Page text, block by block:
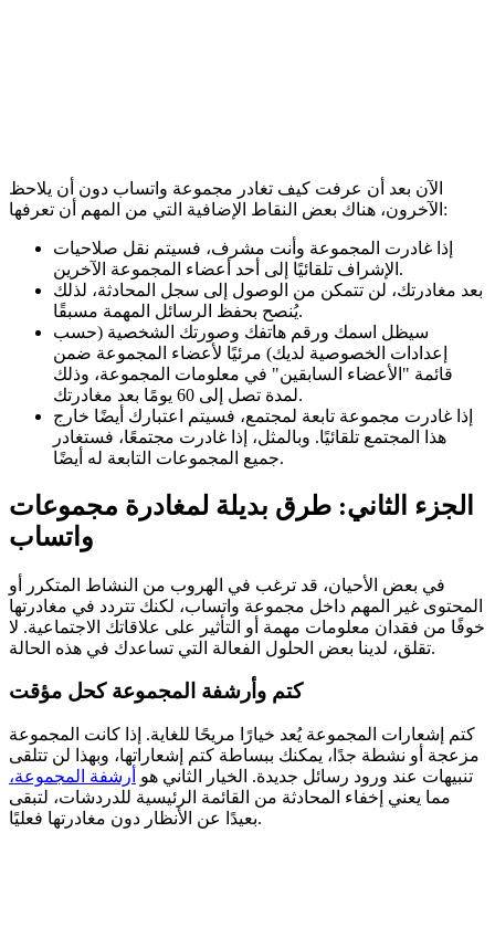
الآن بعد أن عرفت كيف تغادر مجموعة واتساب دون أن يلاحظ
الآخرون، هناك بعض النقاط الإضافية التي من المهم أن تعرفها:
إذا غادرت المجموعة وأنت مشرف، فسيتم نقل صلاحيات
الإشراف تلقائيًا إلى أحد أعضاء المجموعة الآخرين.
بعد مغادرتك، لن تتمكن من الوصول إلى سجل المحادثة، لذلك
يُنصح بحفظ الرسائل المهمة مسبقًا.
سيظل اسمك ورقم هاتفك وصورتك الشخصية (حسب
إعدادات الخصوصية لديك) مرئيًا لأعضاء المجموعة ضمن
قائمة "الأعضاء السابقين" في معلومات المجموعة، وذلك
لمدة تصل إلى 60 يومًا بعد مغادرتك.
إذا غادرت مجموعة تابعة لمجتمع، فسيتم اعتبارك أيضًا خارج
هذا المجتمع تلقائيًا. وبالمثل، إذا غادرت مجتمعًا، فستغادر
جميع المجموعات التابعة له أيضًا.
الجزء الثاني: طرق بديلة لمغادرة مجموعات
واتساب
في بعض الأحيان، قد ترغب في الهروب من النشاط المتكرر أو
المحتوى غير المهم داخل مجموعة واتساب، لكنك تتردد في مغادرتها
خوفًا من فقدان معلومات مهمة أو التأثير على علاقاتك الاجتماعية. لا
تقلق، لدينا بعض الحلول الفعالة التي تساعدك في هذه الحالة.
كتم وأرشفة المجموعة كحل مؤقت
كتم إشعارات المجموعة يُعد خيارًا مريحًا للغاية. إذا كانت المجموعة
مزعجة أو نشطة جدًا، يمكنك ببساطة كتم إشعاراتها، وبهذا لن تتلقى
تنبيهات عند ورود رسائل جديدة. الخيار الثاني هو أرشفة المجموعة،
مما يعني إخفاء المحادثة من القائمة الرئيسية للدردشات، لتبقى
بعيدًا عن الأنظار دون مغادرتها فعليًا.